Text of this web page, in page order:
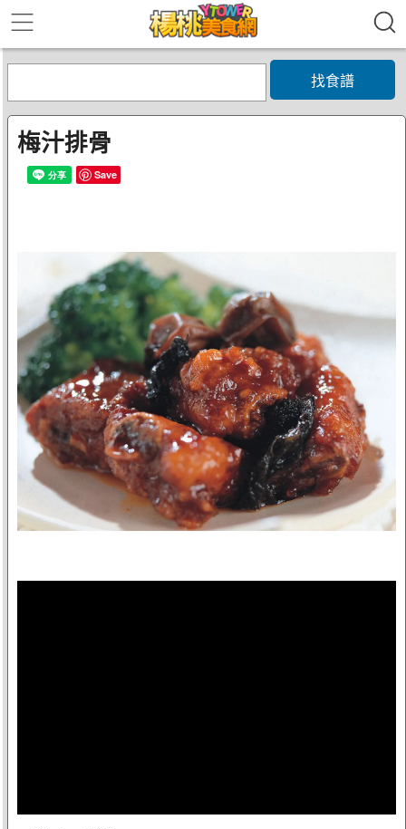
找食譜
梅汁排骨
Save